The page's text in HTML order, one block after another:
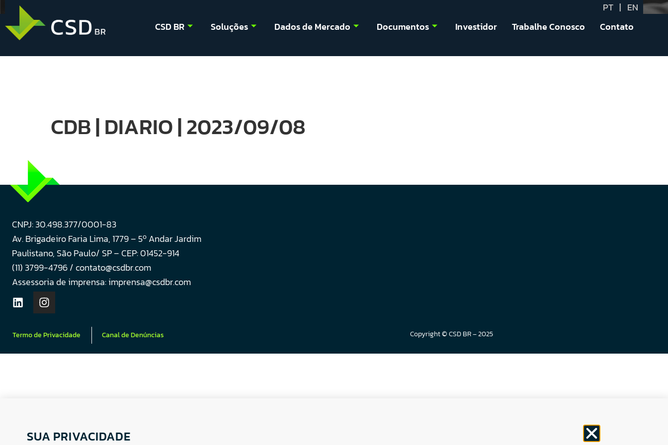
PT | EN
CSD BR
Soluções Dados de Mercado Documentos Investidor Trabalhe Conosco Contato
CDB | DIARIO | 2023/09/08
CNPJ: 30.498.377/0001-83
Av. Brigadeiro Faria Lima, 1779 – 5o Andar Jardim
Paulistano, São Paulo/ SP – CEP: 01452-914
(11) 3799-4796 / contato@csdbr.com
Assessoria de imprensa: imprensa@csdbr.com
Termo de Privacidade Canal de Denúncias Copyright © CSD BR – 2025
SUA PRIVACIDADE